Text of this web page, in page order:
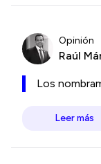
Opinión
Raúl
Los
Leer más